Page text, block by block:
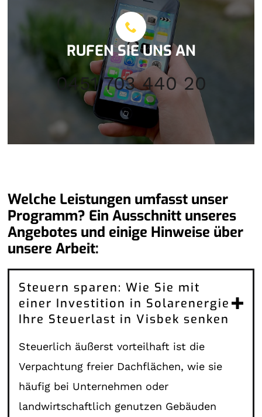
RUFEN SIE UNS AN
0451 703 440 20
Welche Leistungen umfasst unser
Programm? Ein Ausschnitt unseres
Angebotes und einige Hinweise über
unsere Arbeit:
Steuern sparen: Wie Sie mit
einer Investition in Solarenergie
Ihre Steuerlast in Visbek senken
Steuerlich äußerst vorteilhaft ist die
Verpachtung freier Dachflächen, wie sie
häufig bei Unternehmen oder
landwirtschaftlich genutzen Gebäuden